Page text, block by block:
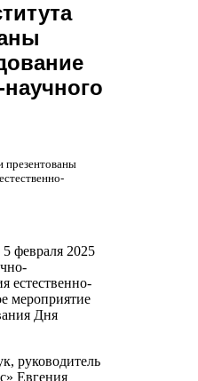
презентованы
февраля 2025
естественно-
мероприятие
Дня
руководитель
Евгения